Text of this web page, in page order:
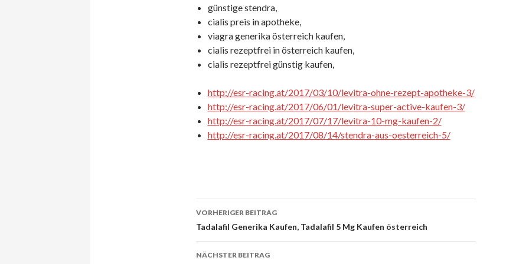
günstige stendra,
cialis preis in apotheke,
viagra generika österreich kaufen,
cialis rezeptfrei in österreich kaufen,
cialis rezeptfrei günstig kaufen,
http://esr-racing.at/2017/03/10/levitra-ohne-rezept-apotheke-3/
http://esr-racing.at/2017/06/01/levitra-super-active-kaufen-3/
http://esr-racing.at/2017/07/17/levitra-10-mg-kaufen-2/
http://esr-racing.at/2017/08/14/stendra-aus-oesterreich-5/
Beitrags-
Navigation
VORHERIGER BEITRAG
Tadalafil Generika Kaufen, Tadalafil 5 Mg Kaufen österreich
NÄCHSTER BEITRAG